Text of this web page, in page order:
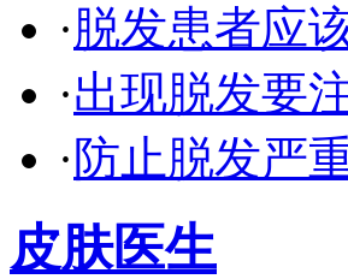
·脱发患者应
·出现脱发要
· 防止脱发严
皮肤医生